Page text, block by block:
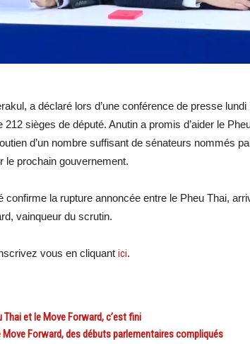
a déclaré lors d’une conférence de presse lundi
sièges de député. Anutin a promis d’aider le
d’un nombre suffisant de sénateurs nommés
le prochain gouvernement.
confirme la rupture annoncée entre le Pheu Thai,
vainqueur du scrutin.
vous en cliquant ici.
Thai et le Move Forward, c’est fini
Move Forward, des débuts parlementaires compliqués